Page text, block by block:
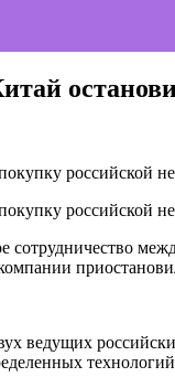
сотрудничество
ведущих